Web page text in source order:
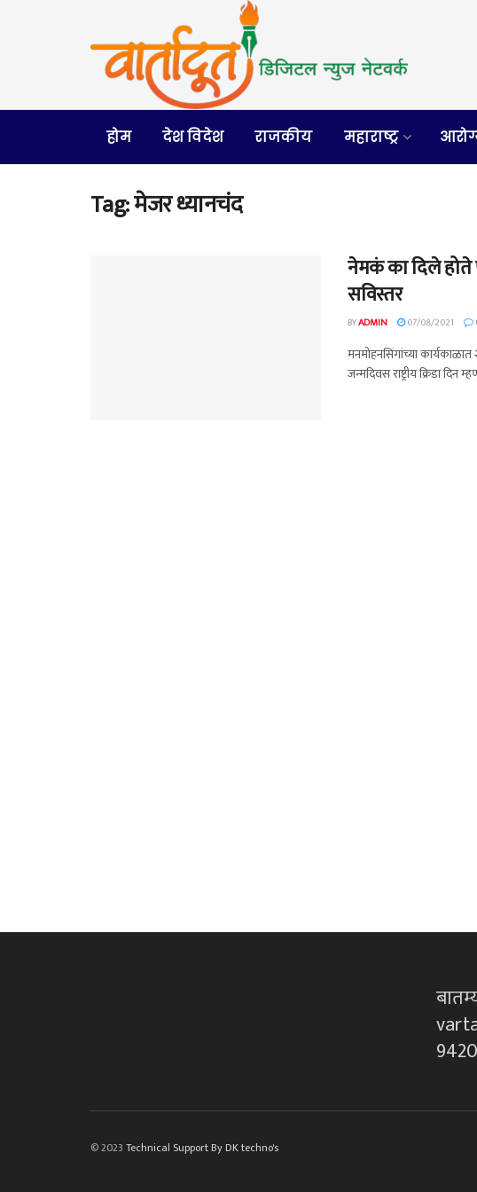
होम देश विदेश राजकीय महाराष्ट्र
Tag:मेजर ध्यानचंद
नेमकं का दिले होते
सविस्तर
BYADMIN 07/08/2021
मनमोहनसिंगांच्या
जन्मदिवस राष्ट्रीय क्रिडा
© 2023 Technical Support By DK techno's